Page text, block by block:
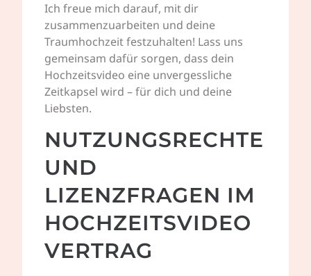
Ich freue mich darauf, mit dir
zusammenzuarbeiten und deine
Traumhochzeit festzuhalten! Lass uns
gemeinsam dafür sorgen, dass dein
Hochzeitsvideo eine unvergessliche
Zeitkapsel wird – für dich und deine
Liebsten.
NUTZUNGSRECHTE
UND
LIZENZFRAGEN IM
HOCHZEITSVIDEO
VERTRAG